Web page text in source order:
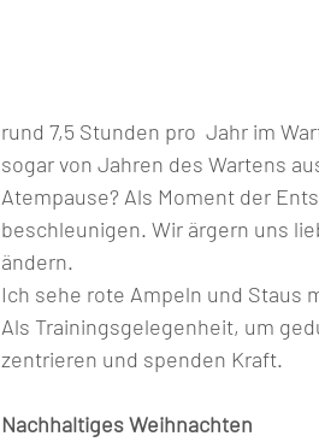
rund 7,5 Stunden pro  Jahr im
sogar von Jahren des Wartens
Atempause? Als Moment der
beschleunigen. Wir ärgern uns
ändern.
Ich sehe rote Ampeln und
Als Trainingsgelegenheit, um
zentrieren und spenden
Nachhaltiges Weihnachten